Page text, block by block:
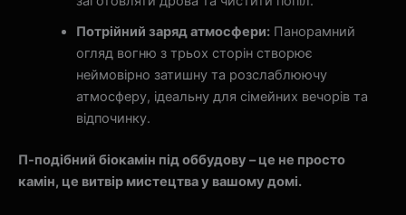
Потрійний заряд атмосфери:Панорамний
огляд вогню з трьох сторін створює
неймовірно затишну та розслаблюючу
атмосферу, ідеальну для сімейних вечорів та
відпочинку.
П-подібний біокамін під оббудову – це не просто
камін, це витвір мистецтва у вашому домі.